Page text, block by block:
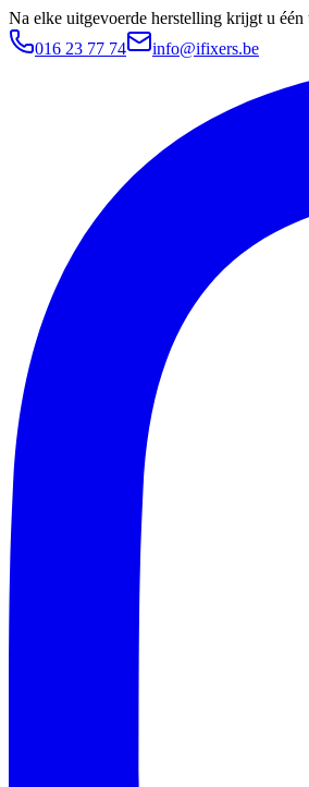
Na elke uitgevoerde herstelling krijgt u
016 23 77 74
info@ifixers.be